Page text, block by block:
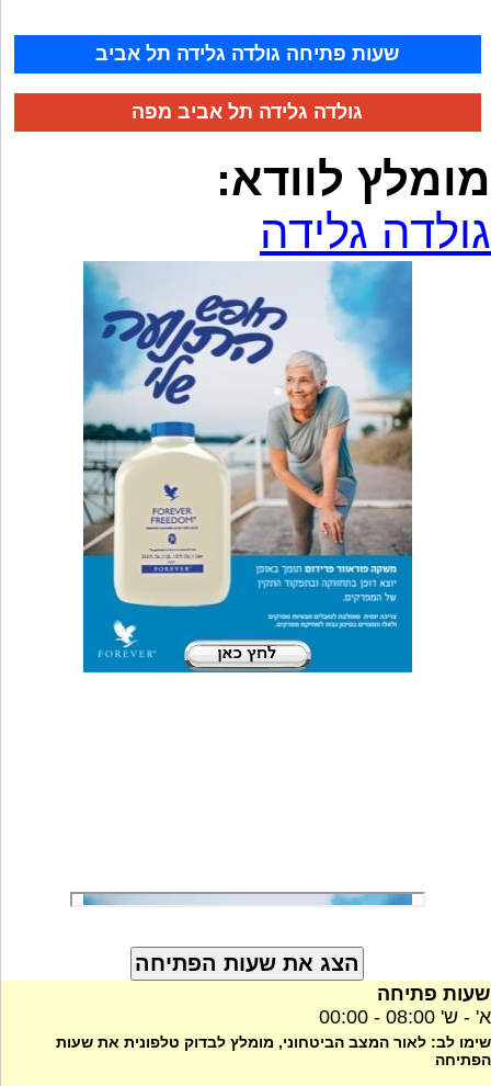
שעות פתיחה גולדה גלידה תל אביב
גולדה גלידה תל אביב מפה
מומלץ לוודא:
גולדה גלידה
שעות פתיחה
א' - ש' 08:00 - 00:00
שימו לב: לאור המצב הביטחוני, מומלץ לבדוק טלפונית את שעות
הפתיחה